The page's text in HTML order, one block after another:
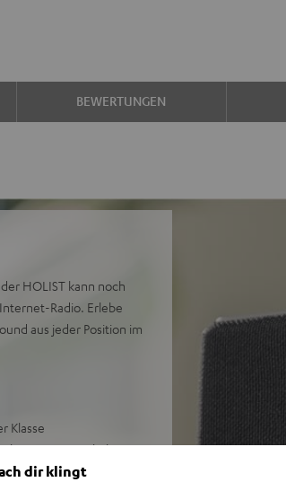
BEWERTUNGEN
HOLIST kann noch
Radio. Erlebe
aus jeder Position im
Klasse
schalte per
zwei oder mehr
dir klingt